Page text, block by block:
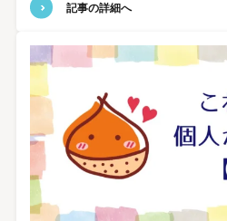
記事の詳細へ